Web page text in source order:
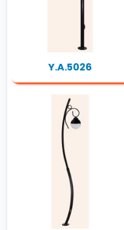
Y.A.5026